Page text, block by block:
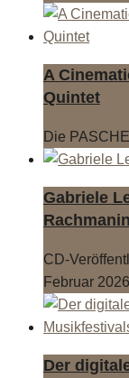
A
Quintet
Die
Gabriele
CD-
Februar 2026
Der